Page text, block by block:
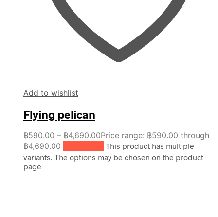
Add to wishlist
Flying pelican
฿590.00 – ฿4,690.00Price range: ฿590.00 through
฿4,690.00
This product has multiple
variants. The options may be chosen on the product
page